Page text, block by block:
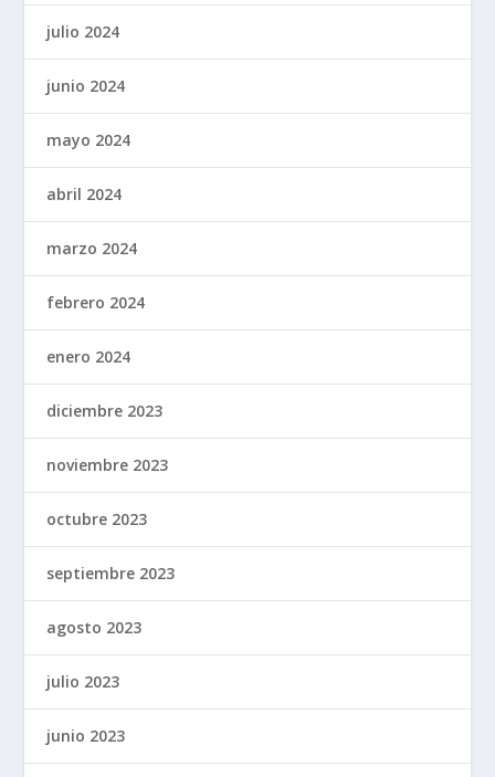
julio 2024
junio 2024
mayo 2024
abril 2024
marzo 2024
febrero 2024
enero 2024
diciembre 2023
noviembre 2023
octubre 2023
septiembre 2023
agosto 2023
julio 2023
junio 2023